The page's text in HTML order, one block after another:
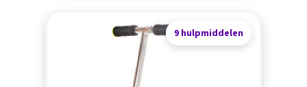
9 hulpmiddelen